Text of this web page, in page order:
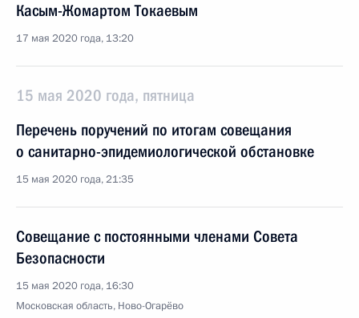
Касым-Жомартом Токаевым
17 мая 2020 года, 13:20
15 мая 2020 года, пятница
Перечень поручений по итогам совещания
о санитарно-эпидемиологической обстановке
15 мая 2020 года, 21:35
Совещание с постоянными членами Совета
Безопасности
15 мая 2020 года, 16:30
Московская область, Ново-Огарёво